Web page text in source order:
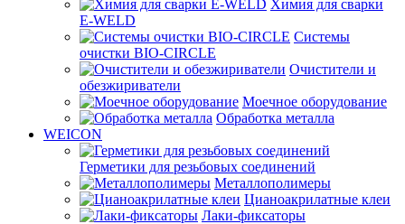
Химия для сварки
E-WELD
Системы
очистки BIO-CIRCLE
Очистители и
обезжириватели
Моечное оборудование
Обработка металла
WEICON
Герметики для резьбовых соединений
Металлополимеры
Цианоакрилатные клеи
Лаки-фиксаторы